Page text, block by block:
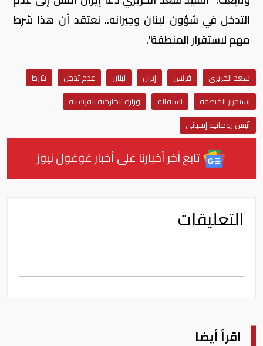
التدخل في شؤون لبنان وجيرانه.. نعتقد أن هذا شرط
مهم لاستقرار المنطقة".
سعد الحريري فرنس إيران لبنان عدم تدخل
شرط
استقرار المنطقة
استقالة
وزارة الخارجية الفرنسية
آنيس روماتيه إسباني
تابع آخر أخبارنا على أخبار غوغول نيوز
التعليقات
اقرأ أيضا